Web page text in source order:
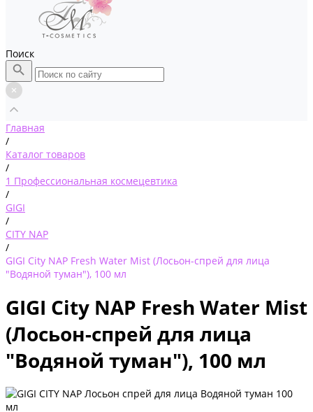
Поиск
Главная
/
Каталог товаров
/
1 Профессиональная космецевтика
/
GIGI
/
CITY NAP
/
GIGI City NAP Fresh Water Mist (Лосьон-спрей для лица
"Водяной туман"), 100 мл
GIGI City NAP Fresh Water Mist
(Лосьон-спрей для лица
"Водяной туман"), 100 мл